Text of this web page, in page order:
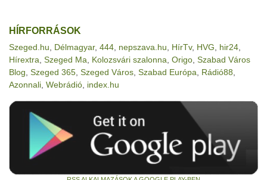
HÍRFORRÁSOK
Szeged.hu Délmagyar, 444 nepszava.hu HírTv, HVG hir24
Hírextra Szeged Ma Kolozsvári szalonna Origo Szabad Város
Blog Szeged 365 Szeged Város Szabad Európa Rádió88
Azonnali Webrádió index.hu